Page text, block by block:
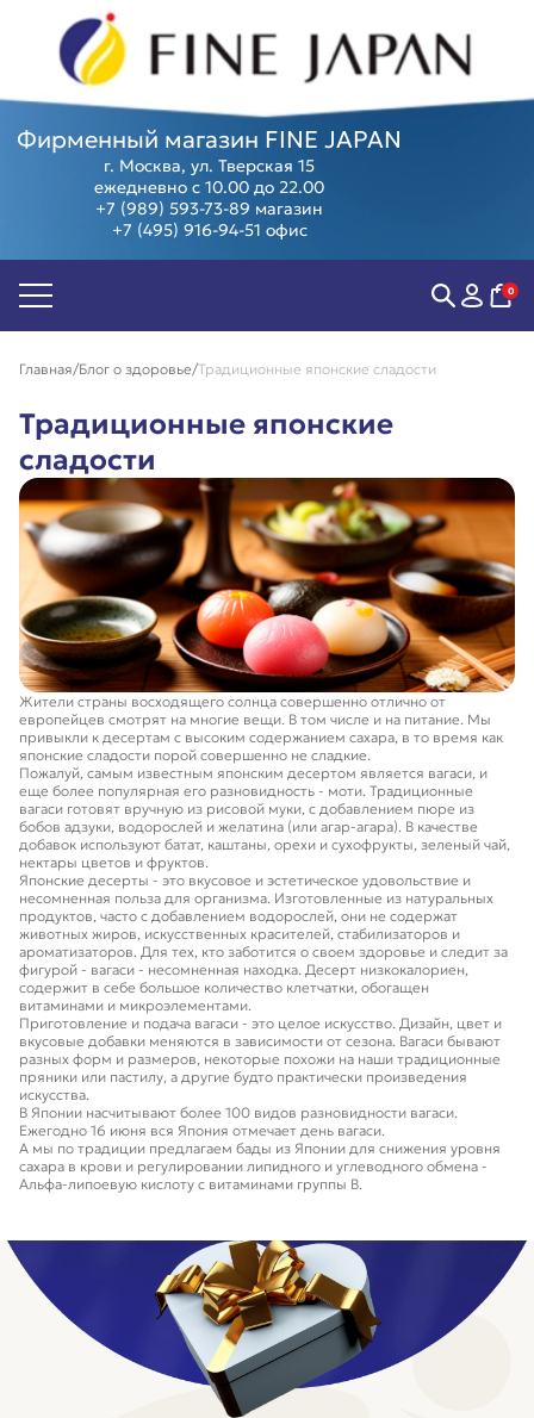
0
Фирменный магазин FINE JAPAN
г. Москва, ул. Тверская 15
ежедневно с 10.00 до 22.00
+7 (989) 593-73-89 магазин
+7 (495) 916-94-51 офис
Главная Блог о здоровье Традиционные японские сладости
Традиционные японские
сладости
Жители страны восходящего солнца совершенно отлично от
европейцев смотрят на многие вещи. В том числе и на питание. Мы
привыкли к десертам с высоким содержанием сахара, в то время как
японские сладости порой совершенно не сладкие.
Пожалуй, самым известным японским десертом является вагаси, и
еще более популярная его разновидность - моти. Традиционные
вагаси готовят вручную из рисовой муки, с добавлением пюре из
бобов адзуки, водорослей и желатина (или агар-агара). В качестве
добавок используют батат, каштаны, орехи и сухофрукты, зеленый чай,
нектары цветов и фруктов.
Японские десерты - это вкусовое и эстетическое удовольствие и
несомненная польза для организма. Изготовленные из натуральных
продуктов, часто с добавлением водорослей, они не содержат
животных жиров, искусственных красителей, стабилизаторов и
ароматизаторов. Для тех, кто заботится о своем здоровье и следит за
фигурой - вагаси - несомненная находка. Десерт низкокалориен,
содержит в себе большое количество клетчатки, обогащен
витаминами и микроэлементами.
Приготовление и подача вагаси - это целое искусство. Дизайн, цвет и
вкусовые добавки меняются в зависимости от сезона. Вагаси бывают
разных форм и размеров, некоторые похожи на наши традиционные
пряники или пастилу, а другие будто практически произведения
искусства.
В Японии насчитывают более 100 видов разновидности вагаси.
Ежегодно 16 июня вся Япония отмечает день вагаси.
А мы по традиции предлагаем бады из Японии для снижения уровня
сахара в крови и регулировании липидного и углеводного обмена -
Альфа-липоевую кислоту c витаминами группы B.
Биодобавки
Антивозраст
Антистресс
Контроль
веса
Пищеварение
Сердце и
Острое
зрение
внимание
Суставы и
позвоночник
энергия
Витамины
красоты
Женские
здоровье
Компенсация
Коллаген
аллергии
спорт
Косметика
Предзаказ
из Японии
акции